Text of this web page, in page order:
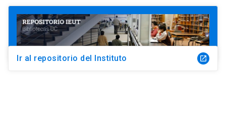
Ir al repositorio del Instituto launch